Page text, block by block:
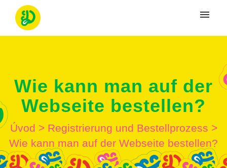
Prihlásenie
Wie kann man auf der
Webseite bestellen?
Úvod > Registrierung und Bestellprozess >
Wie kann man auf der Webseite bestellen?